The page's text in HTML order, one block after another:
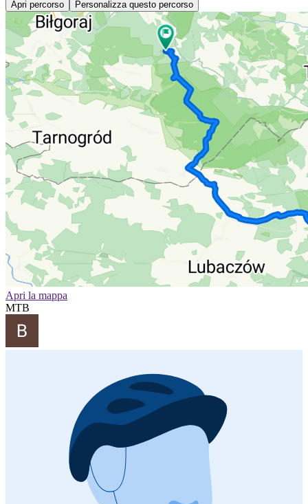
Apri percorso Personalizza questo percorso
Apri la mappa
MTB